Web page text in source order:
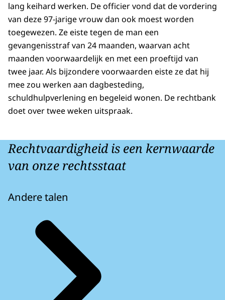
lang keihard werken. De officier vond dat de vordering
van deze 97-jarige vrouw dan ook moest worden
toegewezen. Ze eiste tegen de man een
gevangenisstraf van 24 maanden, waarvan acht
maanden voorwaardelijk en met een proeftijd van
twee jaar. Als bijzondere voorwaarden eiste ze dat hij
mee zou werken aan dagbesteding,
schuldhulpverlening en begeleid wonen. De rechtbank
doet over twee weken uitspraak.
Rechtvaardigheid is een kernwaarde
van onze rechtsstaat
Andere talen